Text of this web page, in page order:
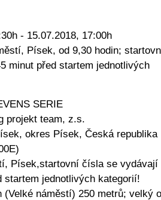
- 15.07.2018, 17:00h
Písek, od 9,30 hodin;
minut před startem jednotlivých
SERIE
projekt team, z.s.
okres Písek, Česká republika
Písek,startovní čísla se vydávají
startem jednotlivých kategorií!
(Velké náměstí) 250 metrů; velký